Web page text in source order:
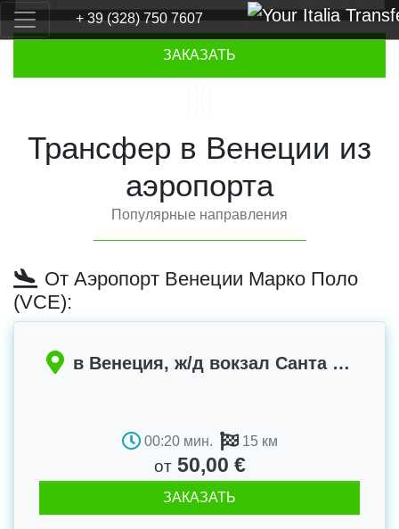
+ 39 (328) 750 7607
Previous Next
ЗАКАЗАТЬ
Трансфер в Венеции из
аэропорта
Популярные направления
От Аэропорт Венеции Марко Поло
(VCE):
в Венеция, ж/д вокзал Санта Лючия
00:20 мин. 15 км
от 50,00 €
ЗАКАЗАТЬ